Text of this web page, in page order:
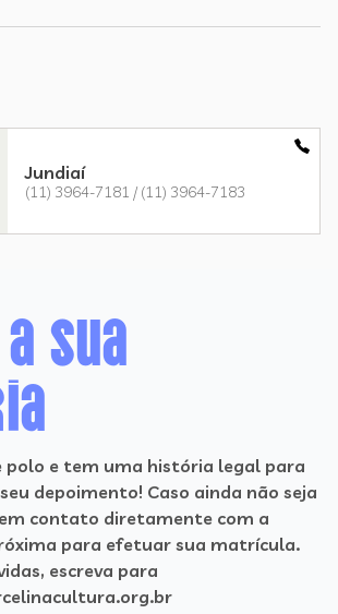
Jundiaí
(11) 3964-7181 / (11) 3964-7183
sua
polo e tem uma história legal para
depoimento! Caso ainda não seja
contato diretamente com a
para efetuar sua matrícula.
escreva para